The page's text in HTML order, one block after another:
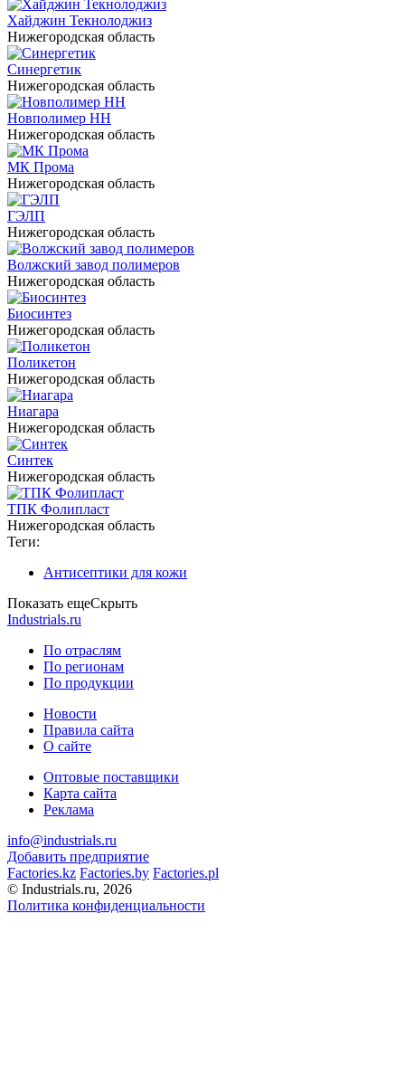
Хайджин Текнолоджиз
Нижегородская область
Синергетик
Нижегородская область
Новполимер НН
Нижегородская область
МК Прома
Нижегородская область
ГЭЛП
Нижегородская область
Волжский завод полимеров
Нижегородская область
Биосинтез
Нижегородская область
Поликетон
Нижегородская область
Ниагара
Нижегородская область
Синтек
Нижегородская область
ТПК Фолипласт
Нижегородская область
Теги:
Антисептики для кожи
Показать ещеСкрыть
Industrials.ru
По отраслям
По регионам
По продукции
Новости
Правила сайта
О сайте
Оптовые поставщики
Карта сайта
Реклама
info@industrials.ru
Добавить предприятие
Factories.kz Factories.by Factories.pl
© Industrials.ru, 2026
Политика конфиденциальности